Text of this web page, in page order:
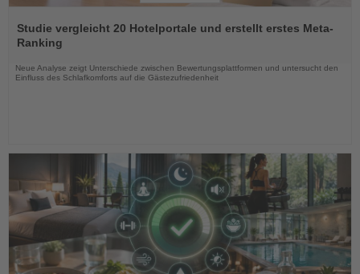
Sie
die
Nachrichten
Studie vergleicht 20 Hotelportale und erstellt erstes Meta-
Ranking
Neue Analyse zeigt Unterschiede zwischen Bewertungsplattformen und untersucht den
Einfluss des Schlafkomforts auf die Gästezufriedenheit